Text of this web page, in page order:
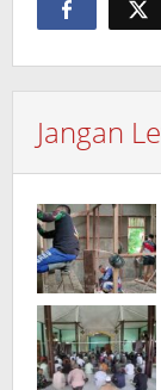
Jangan